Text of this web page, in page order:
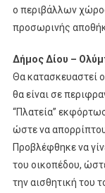
ο περιβάλλων
προσωρινής
Δήμος Δίου –
Θα κατασκευαστεί
θα είναι σε
“Πλατεία”
ώστε να
Προβλέφθηκε να
του οικοπέδου,
την αισθητική του